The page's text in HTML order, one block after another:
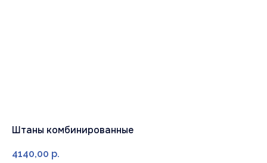
Штаны комбинированные
4140,00 р.